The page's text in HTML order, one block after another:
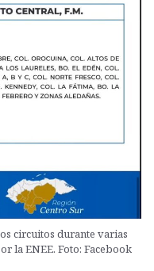
circuitos durante varias
la ENEE. Foto: Facebook